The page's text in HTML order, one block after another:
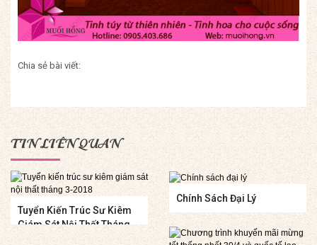
Chia sẻ bài viết:
TIN LIÊN QUAN
Tuyển Kiến Trúc Sư Kiêm
Giám Sát Nội Thất Tháng
3-2018
Chính Sách Đại Lý